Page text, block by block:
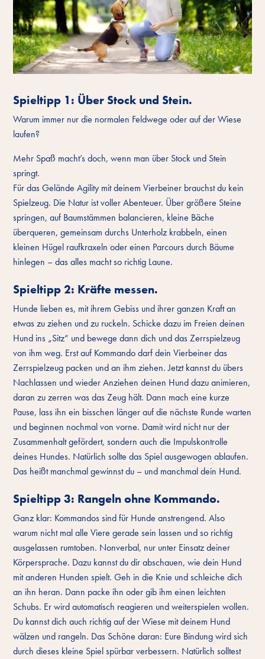
Spieltipp 1: Über Stock und Stein.
Warum immer nur die normalen Feldwege oder auf der Wiese
laufen?
Mehr Spaß macht’s doch, wenn man über Stock und Stein
springt.
Für das Gelände Agility mit deinem Vierbeiner brauchst du kein
Spielzeug. Die Natur ist voller Abenteuer. Über größere Steine
springen, auf Baumstämmen balancieren, kleine Bäche
überqueren, gemeinsam durchs Unterholz krabbeln, einen
kleinen Hügel raufkraxeln oder einen Parcours durch Bäume
hinlegen – das alles macht so richtig Laune.
Spieltipp 2: Kräfte messen.
Hunde lieben es, mit ihrem Gebiss und ihrer ganzen Kraft an
etwas zu ziehen und zu ruckeln. Schicke dazu im Freien deinen
Hund ins „Sitz“ und bewege dann dich und das Zerrspielzeug
von ihm weg. Erst auf Kommando darf dein Vierbeiner das
Zerrspielzeug packen und an ihm ziehen. Jetzt kannst du übers
Nachlassen und wieder Anziehen deinen Hund dazu animieren,
daran zu zerren was das Zeug hält. Dann mach eine kurze
Pause, lass ihn ein bisschen länger auf die nächste Runde warten
und beginnen nochmal von vorne. Damit wird nicht nur der
Zusammenhalt gefördert, sondern auch die Impulskontrolle
deines Hundes. Natürlich sollte das Spiel ausgewogen ablaufen.
Das heißt manchmal gewinnst du – und manchmal dein Hund.
Spieltipp 3: Rangeln ohne Kommando.
Ganz klar: Kommandos sind für Hunde anstrengend. Also
warum nicht mal alle Viere gerade sein lassen und so richtig
ausgelassen rumtoben. Nonverbal, nur unter Einsatz deiner
Körpersprache. Dazu kannst du dir abschauen, wie dein Hund
mit anderen Hunden spielt. Geh in die Knie und schleiche dich
an ihn heran. Dann packe ihn oder gib ihm einen leichten
Schubs. Er wird automatisch reagieren und weiterspielen wollen.
Du kannst dich auch richtig auf der Wiese mit deinem Hund
wälzen und rangeln. Das Schöne daran: Eure Bindung wird sich
durch dieses kleine Spiel spürbar verbessern. Natürlich solltest